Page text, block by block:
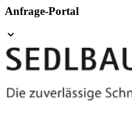
Anfrage-Portal